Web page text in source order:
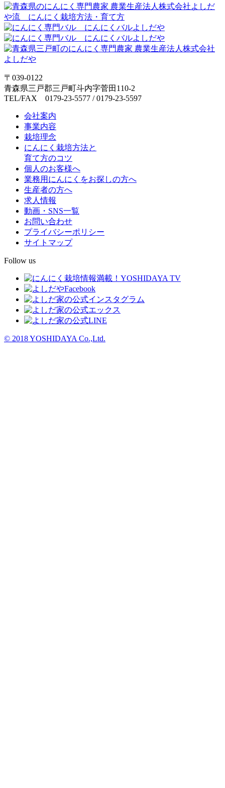
〒039-0122
青森県三戸郡三戸町斗内字菅田110-2
TEL/FAX 0179-23-5577 / 0179-23-5597
会社案内
事業内容
栽培理念
にんにく栽培方法と
育て方のコツ
個人のお客様へ
業務用にんにくをお探しの方へ
生産者の方へ
求人情報
動画・SNS一覧
お問い合わせ
プライバシーポリシー
サイトマップ
Follow us
© 2018 YOSHIDAYA Co.,Ltd.